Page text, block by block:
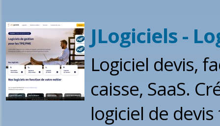
JLogiciels -
Logiciel devis,
caisse, SaaS.
logiciel de